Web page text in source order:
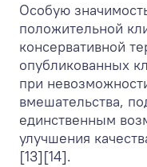
Особую
положительной
консервативной
опубликованных
при
вмешательства,
единственным
улучшения
[13][14].